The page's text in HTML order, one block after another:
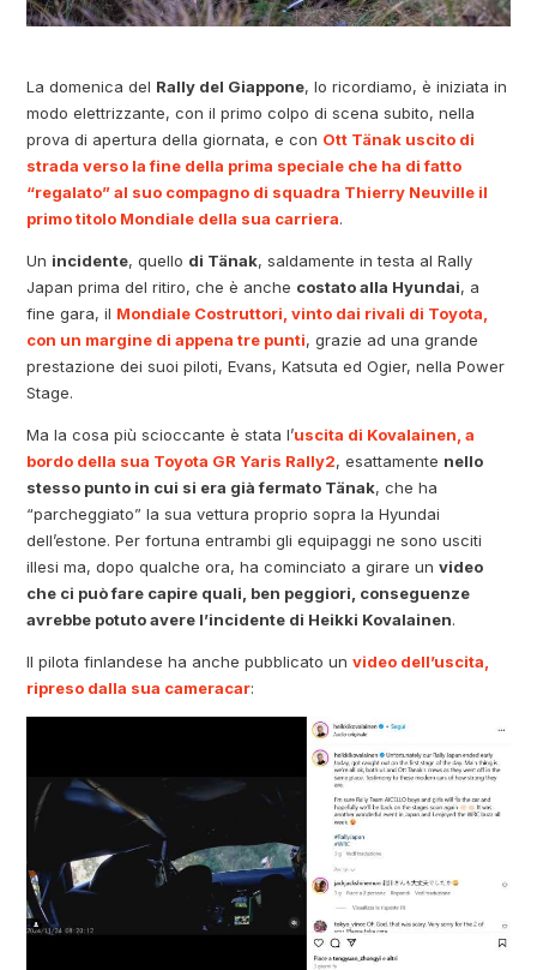
La domenica del Rally del Giappone, lo ricordiamo, è iniziata in
modo elettrizzante, con il primo colpo di scena subito, nella
prova di apertura della giornata, e con Ott Tänak uscito di
strada verso la fine della prima speciale che ha di fatto
“regalato” al suo compagno di squadra Thierry Neuville il
primo titolo Mondiale della sua carriera.
Un incidente, quello di Tänak, saldamente in testa al Rally
Japan prima del ritiro, che è anche costato alla Hyundai, a
fine gara, il Mondiale Costruttori, vinto dai rivali di Toyota,
con un margine di appena tre punti, grazie ad una grande
prestazione dei suoi piloti, Evans, Katsuta ed Ogier, nella Power
Stage.
Ma la cosa più scioccante è stata l’uscita di Kovalainen, a
bordo della sua Toyota GR Yaris Rally2, esattamente nello
stesso punto in cui si era già fermato Tänak, che ha
“parcheggiato” la sua vettura proprio sopra la Hyundai
dell’estone. Per fortuna entrambi gli equipaggi ne sono usciti
illesi ma, dopo qualche ora, ha cominciato a girare unvideo
che ci può fare capire quali, ben peggiori, conseguenze
avrebbe potuto avere l’incidente di Heikki Kovalainen.
Il pilota finlandese ha anche pubblicato unvideo dell’uscita,
ripreso dalla sua cameracar: